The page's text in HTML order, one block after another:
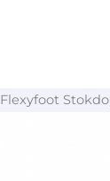
Flexyfoot